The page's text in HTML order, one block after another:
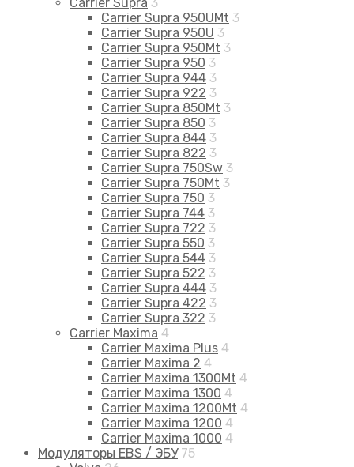
Carrier Supra 950UMt 3
Carrier Supra 950U 3
Carrier Supra 950Mt 3
Carrier Supra 950 3
Carrier Supra 944 3
Carrier Supra 922 3
Carrier Supra 850Mt 3
Carrier Supra 850 3
Carrier Supra 844 3
Carrier Supra 822 3
Carrier Supra 750Sw 3
Carrier Supra 750Mt 3
Carrier Supra 750 3
Carrier Supra 744 3
Carrier Supra 722 3
Carrier Supra 550 3
Carrier Supra 544 3
Carrier Supra 522 3
Carrier Supra 444 3
Carrier Supra 422 3
Carrier Supra 322 3
Carrier Maxima 4
Carrier Maxima Plus 4
Carrier Maxima 2 4
Carrier Maxima 1300Mt 4
Carrier Maxima 1300 4
Carrier Maxima 1200Mt 4
Carrier Maxima 1200 4
Carrier Maxima 1000 4
Модуляторы EBS / ЭБУ 75